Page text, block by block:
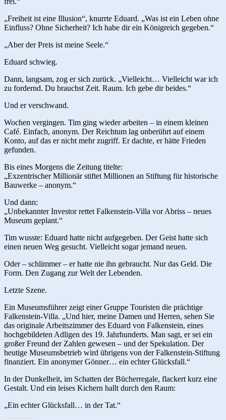
„Freiheit ist eine Illusion“, knurrte Eduard. „Was ist ein Leben ohne
Einfluss? Ohne Sicherheit? Ich habe dir ein Königreich gegeben.“
„Aber der Preis ist meine Seele.“
Eduard schwieg.
Dann, langsam, zog er sich zurück. „Vielleicht… Vielleicht war ich
zu fordernd. Du brauchst Zeit. Raum. Ich gebe dir beides.“
Und er verschwand.
Wochen vergingen. Tim ging wieder arbeiten – in einem kleinen
Café. Einfach, anonym. Der Reichtum lag unberührt auf einem
Konto, auf das er nicht mehr zugriff. Er dachte, er hätte Frieden
gefunden.
Bis eines Morgens die Zeitung titelte:
„Exzentrischer Millionär stiftet Millionen an Stiftung für historische
Bauwerke – anonym.“
Und dann:
„Unbekannter Investor rettet Falkenstein-Villa vor Abriss – neues
Museum geplant.“
Tim wusste: Eduard hatte nicht aufgegeben. Der Geist hatte sich
einen neuen Weg gesucht. Vielleicht sogar jemand neuen.
Oder – schlimmer – er hatte nie ihn gebraucht. Nur das Geld. Die
Form. Den Zugang zur Welt der Lebenden.
Letzte Szene.
Ein Museumsführer zeigt einer Gruppe Touristen die prächtige
Falkenstein-Villa. „Und hier, meine Damen und Herren, sehen Sie
das originale Arbeitszimmer des Eduard von Falkenstein, eines
hochgebildeten Adligen des 19. Jahrhunderts. Man sagt, er sei ein
großer Freund der Zahlen gewesen – und der Spekulation. Der
heutige Museumsbetrieb wird übrigens von der Falkenstein-Stiftung
finanziert. Ein anonymer Gönner… ein echter Glücksfall.“
In der Dunkelheit, im Schatten der Bücherregale, flackert kurz eine
Gestalt. Und ein leises Kichern hallt durch den Raum:
„Ein echter Glücksfall… in der Tat.“